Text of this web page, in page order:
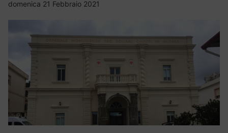
domenica 21 Febbraio 2021